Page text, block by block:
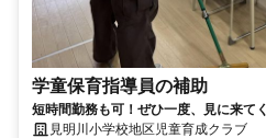
学童保育指導員の補助
短時間勤務も可！ぜひ一度、見に来て
見明川小学校地区児童育成クラブ